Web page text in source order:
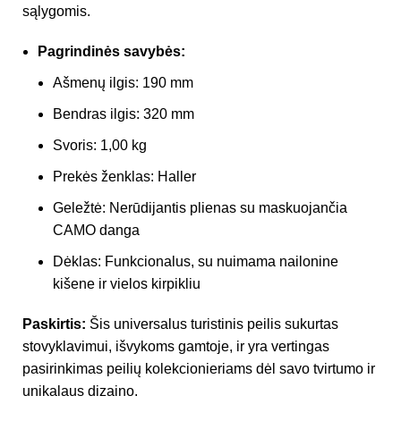
sąlygomis.
Pagrindinės savybės:
Ašmenų ilgis: 190 mm
Bendras ilgis: 320 mm
Svoris: 1,00 kg
Prekės ženklas: Haller
Geležtė: Nerūdijantis plienas su maskuojančia
CAMO danga
Dėklas: Funkcionalus, su nuimama nailonine
kišene ir vielos kirpikliu
Paskirtis: Šis universalus turistinis peilis sukurtas
stovyklavimui, išvykoms gamtoje, ir yra vertingas
pasirinkimas peilių kolekcionieriams dėl savo tvirtumo ir
unikalaus dizaino.